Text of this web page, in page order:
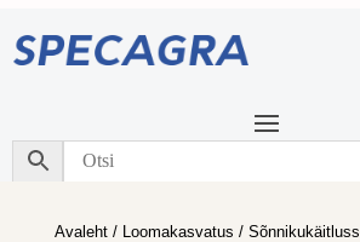
Avaleht/ Loomakasvatus /